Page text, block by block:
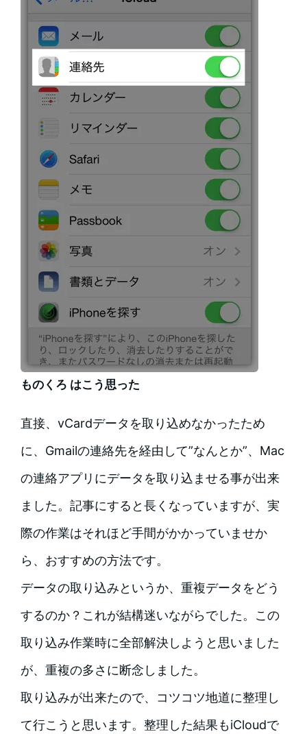
ものくろ はこう思った
直接、vCardデータを取り込めなかったため
に、Gmailの連絡先を経由して”なんとか”、Mac
の連絡アプリにデータを取り込ませる事が出来
ました。記事にすると長くなっていますが、実
際の作業はそれほど手間がかかっていませか
ら、おすすめの方法です。
データの取り込みというか、重複データをどう
するのか？これが結構迷いながらでした。この
取り込み作業時に全部解決しようと思いました
が、重複の多さに断念しました。
取り込みが出来たので、コツコツ地道に整理し
て行こうと思います。整理した結果もiCloudで